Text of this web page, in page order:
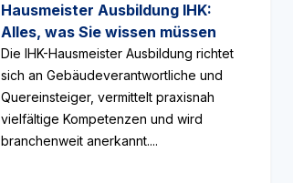
Hausmeister Ausbildung IHK:
Alles, was Sie wissen müssen
Die IHK-Hausmeister Ausbildung richtet
sich an Gebäudeverantwortliche und
Quereinsteiger, vermittelt praxisnah
vielfältige Kompetenzen und wird
branchenweit anerkannt....